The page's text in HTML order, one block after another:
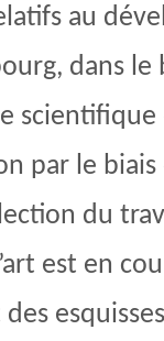
au
dans
par le biais
du
est en